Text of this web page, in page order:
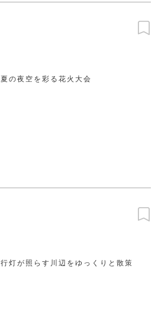
夏の夜空を彩る花火大会
行灯が照らす川辺をゆっくりと散策